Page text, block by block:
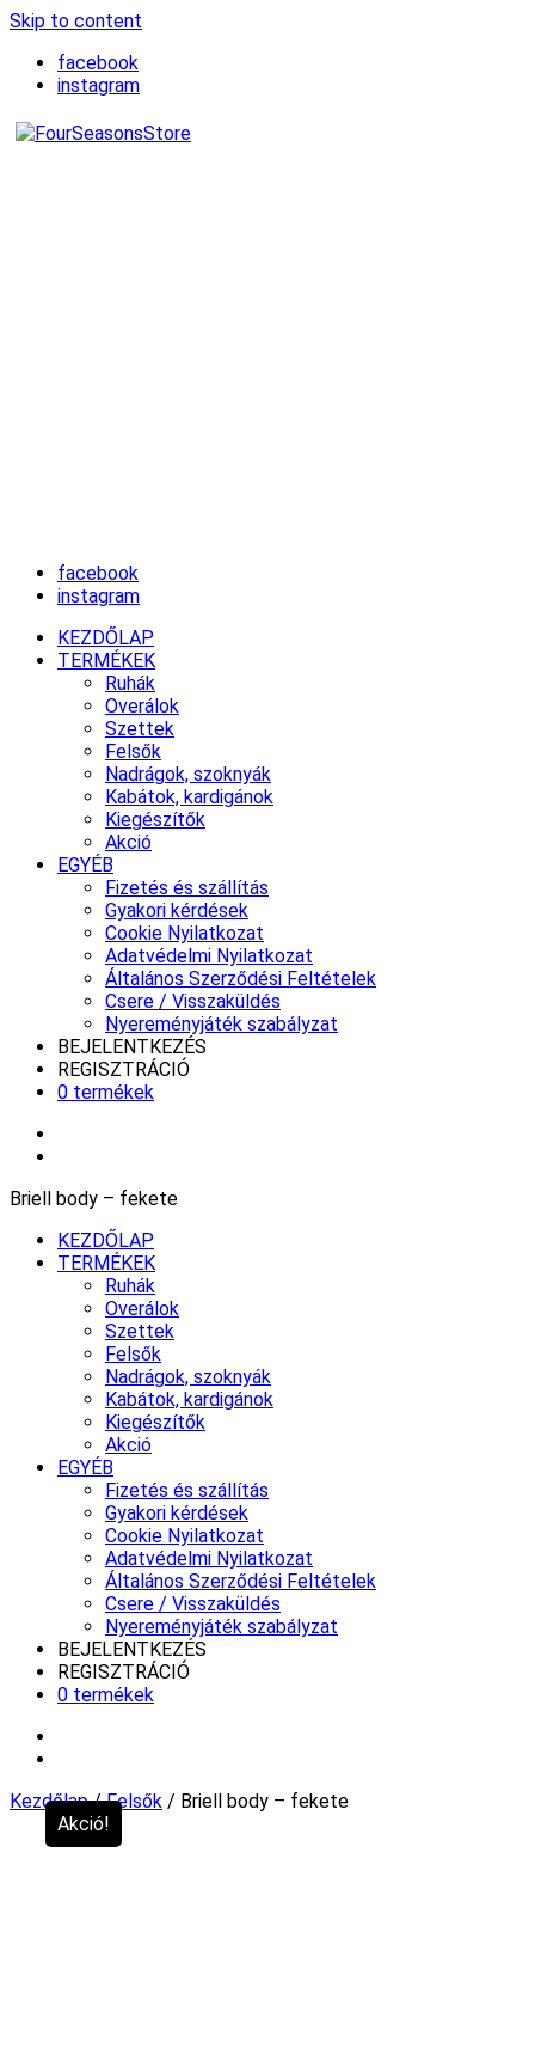
Skip to content
facebook
instagram
facebook
instagram
KEZDŐLAP
TERMÉKEK
Ruhák
Overálok
Szettek
Felsők
Nadrágok, szoknyák
Kabátok, kardigánok
Kiegészítők
Akció
EGYÉB
Fizetés és szállítás
Gyakori kérdések
Cookie Nyilatkozat
Adatvédelmi Nyilatkozat
Általános Szerződési Feltételek
Csere / Visszaküldés
Nyereményjáték szabályzat
BEJELENTKEZÉS
REGISZTRÁCIÓ
0 termékek
Briell body – fekete
KEZDŐLAP
TERMÉKEK
Ruhák
Overálok
Szettek
Felsők
Nadrágok, szoknyák
Kabátok, kardigánok
Kiegészítők
Akció
EGYÉB
Fizetés és szállítás
Gyakori kérdések
Cookie Nyilatkozat
Adatvédelmi Nyilatkozat
Általános Szerződési Feltételek
Csere / Visszaküldés
Nyereményjáték szabályzat
BEJELENTKEZÉS
REGISZTRÁCIÓ
0 termékek
Kezdőlap/Felsők / Briell body – fekete
Akció!